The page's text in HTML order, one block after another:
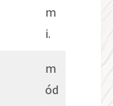
m
i.
m
ód